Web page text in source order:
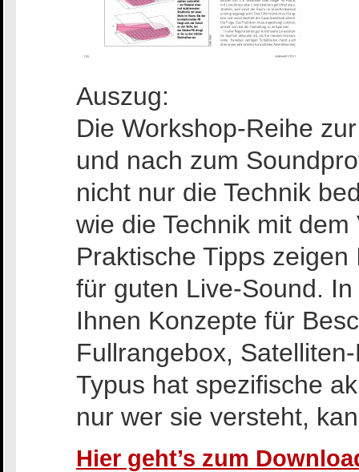
Auszug:
Die Workshop-Reihe
und nach zum
nicht nur die Technik
wie die Technik mit
Praktische Tipps
für guten Live-Sound.
Ihnen Konzepte für
Fullrangebox,
Typus hat spezifische
nur wer sie versteht,
Hier geht’s zum